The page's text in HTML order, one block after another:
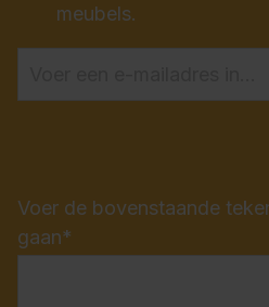
meubels.
Voer de bovenstaande
gaan*